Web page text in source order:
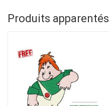
Produits apparentés